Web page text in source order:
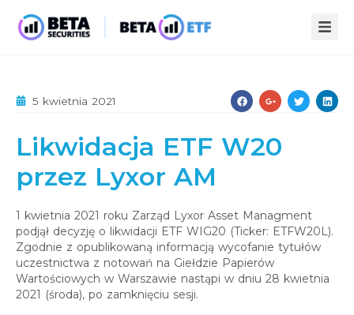
INFOPACK
KOMPENDIUM
O NAS
AKTUALNOŚCI
PUBLIKACJE
KONTAKT
5 kwietnia 2021
Likwidacja ETF W20
przez Lyxor AM
1 kwietnia 2021 roku Zarząd Lyxor Asset Managment
podjął decyzję o likwidacji ETF WIG20 (Ticker: ETFW20L).
Zgodnie z opublikowaną informacją wycofanie tytułów
uczestnictwa z notowań na Giełdzie Papierów
Wartościowych w Warszawie nastąpi w dniu 28 kwietnia
2021 (środa), po zamknięciu sesji.